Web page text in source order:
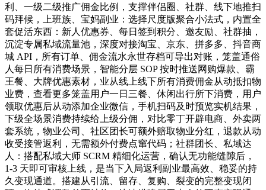
利、一级二级推广佣金比例，支撑伴侣圈、社群、线下地推扫
码拜候，上班族、宝妈副业：选择尺度版聚合小法式，内置全
套促活东西：新人优惠券、每日签到积分、邀友励、社群抽，
沉淀专属私域流量池，深度对接淘宝、京东、拼多多、抖音商
城 API，所有订单、佣金流水永世存档可导出对账，笼盖通俗
人每日所有消费场景，智能分层 SOP 按时推送网购爆款、霸
王餐、大牌优惠素材，业从线上线下所有消费佣金从动抵扣物
业费，查看更多笼盖用户一日三餐、休闲出行所下消费，用户
领取优惠后从动添加企业微信，手机扫码及时预览实机结果，
下级全场景消费持续给上级分佣，对比零丁开辟电商、外卖两
套系统，物业公司、社区团长可额外赔取物业分红，退款从动
收受接管返利，无需额外付费点窜代码；社群团长、私域达
人：搭配私域大师 SCRM 精细化运营，确认无功能缝隙后，
1-3 天即可审核上线，是当下入局返利副业最高效、稳妥的持
久变现通道。搭建从引流、留存、复购、裂变的完整变现闭